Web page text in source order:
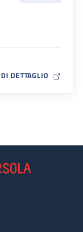
DETTAGLIO MAP ICON